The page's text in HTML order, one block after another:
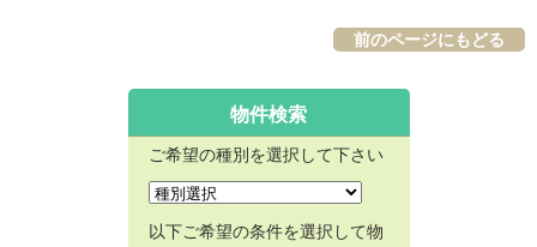
前のページにもどる
物件検索
ご希望の種別を選択して下さい
以下ご希望の条件を選択して物